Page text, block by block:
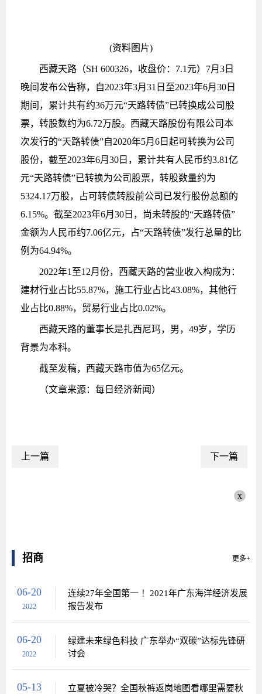
(资料图片)
西藏天路（SH 600326，收盘价：7.1元）7月3日
晚间发布公告称，自2023年3月31日至2023年6月30日
期间，累计共有约36万元“天路转债”已转换成公司股
票，转股数约为6.72万股。西藏天路股份有限公司本
次发行的“天路转债”自2020年5月6日起可转换为公司
股份，截至2023年6月30日，累计共有人民币约3.81亿
元“天路转债”已转换为公司股票，转股数量约为
5324.17万股，占可转债转股前公司已发行股份总额的
6.15%。截至2023年6月30日，尚未转股的“天路转债”
金额为人民币约7.06亿元，占“天路转债”发行总量的比
例为64.94%。
2022年1至12月份，西藏天路的营业收入构成为：
建材行业占比55.87%，施工行业占比43.08%，其他行
业占比0.88%，贸易行业占比0.02%。
西藏天路的董事长是扎西尼玛，男，49岁，学历
背景为本科。
截至发稿，西藏天路市值为65亿元。
（文章来源：每日经济新闻）
上一篇 下一篇
x
招商 更多+
06-20
2022
连续27年全国第一 ！2021年广东海洋经济发展
报告发布
06-20
2022
绿建未来绿色科技 广东举办“双碳”达标先锋研
讨会
05-13 立夏被冷哭？全国秋裤返岗地图看哪里需要秋